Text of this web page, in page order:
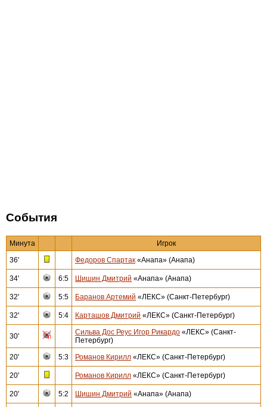
События
Минута
Игрок
36'
Федоров Спартак «Анапа» (Анапа)
34' 6:5 Шишин Дмитрий «Анапа» (Анапа)
32' 5:5 Баранов Артемий «ЛЕКС» (Санкт-Петербург)
32' 5:4 Карташов Дмитрий «ЛЕКС» (Санкт-Петербург)
30' Сильва Дос Реус Игор Рикардо «ЛЕКС» (Санкт-
Петербург)
20'
5:3 Романов Кирилл «ЛЕКС» (Санкт-Петербург)
20' Романов Кирилл «ЛЕКС» (Санкт-Петербург)
20' 5:2 Шишин Дмитрий «Анапа» (Анапа)